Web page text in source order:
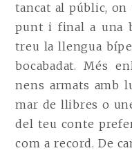
tancat al públic,
punt i final a una
treu la llengua
bocabadat. Més
nens armats amb
mar de llibres o
del teu conte
com a record. De